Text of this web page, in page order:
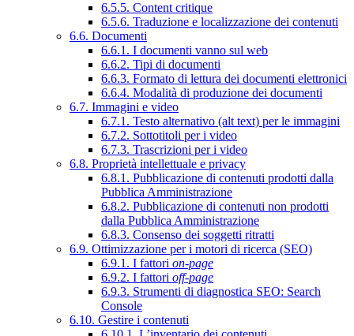
6.5.5. Content critique
6.5.6. Traduzione e localizzazione dei contenuti
6.6. Documenti
6.6.1. I documenti vanno sul web
6.6.2. Tipi di documenti
6.6.3. Formato di lettura dei documenti elettronici
6.6.4. Modalità di produzione dei documenti
6.7. Immagini e video
6.7.1. Testo alternativo (alt text) per le immagini
6.7.2. Sottotitoli per i video
6.7.3. Trascrizioni per i video
6.8. Proprietà intellettuale e privacy
6.8.1. Pubblicazione di contenuti prodotti dalla
Pubblica Amministrazione
6.8.2. Pubblicazione di contenuti non prodotti
dalla Pubblica Amministrazione
6.8.3. Consenso dei soggetti ritratti
6.9. Ottimizzazione per i motori di ricerca (SEO)
6.9.1. I fattori on-page
6.9.2. I fattori off-page
6.9.3. Strumenti di diagnostica SEO: Search
Console
6.10. Gestire i contenuti